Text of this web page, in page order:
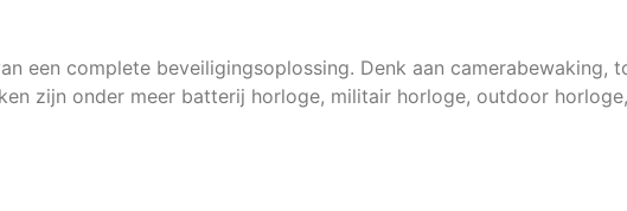
een complete beveiligingsoplossing. Denk aan camerabewaking,
zijn onder meer batterij horloge, militair horloge, outdoor